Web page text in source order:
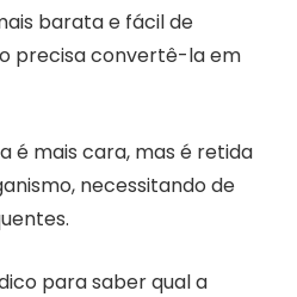
barata e fácil de
precisa convertê-la em
é mais cara, mas é retida
necessitando de
para saber qual a